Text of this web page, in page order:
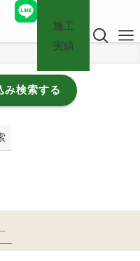
施工
実績
み検索する